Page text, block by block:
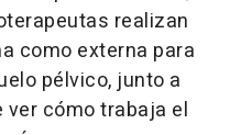
realizan
como externa para
pélvico, junto a
cómo trabaja el